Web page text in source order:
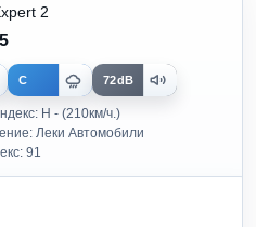
2
C 72dB
H - (210км/ч.)
Леки Автомобили
91